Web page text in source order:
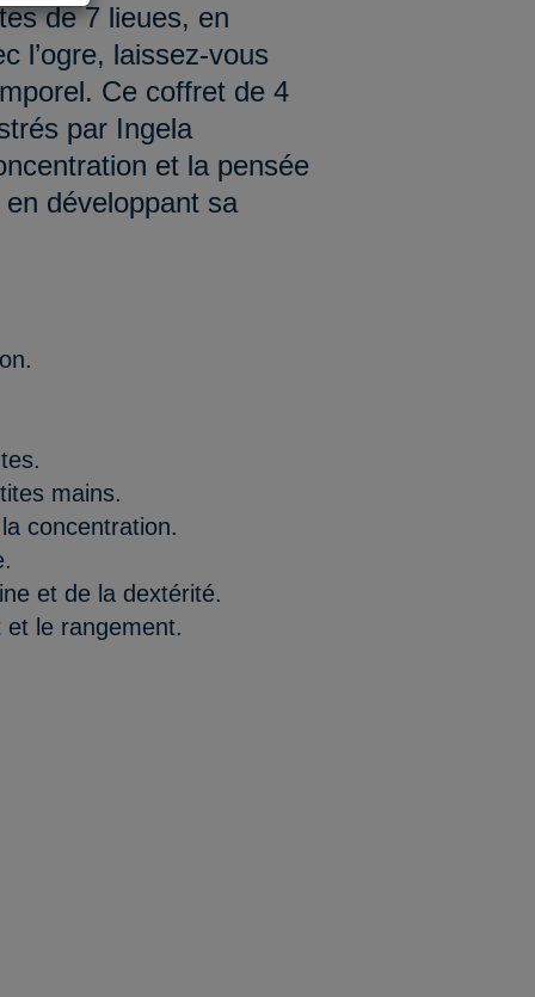
de 7 lieues, en
l’ogre, laissez-vous
Ce coffret de 4
par Ingela
et la pensée
développant sa
mains.
concentration.
et de la dextérité.
le rangement.